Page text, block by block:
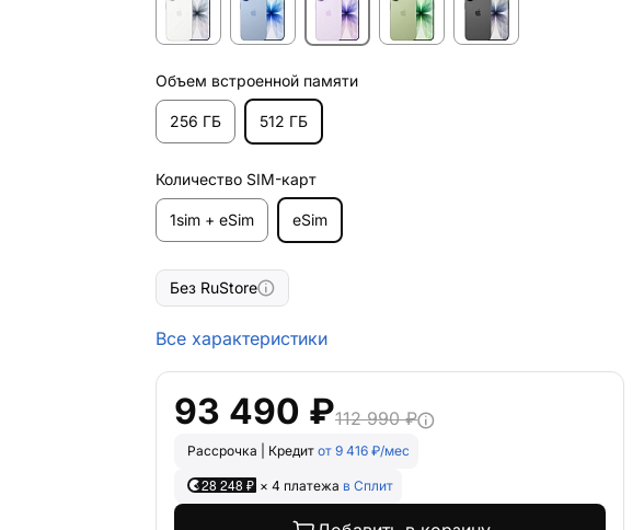
Объем встроенной памяти
256 ГБ 512 ГБ
Количество SIM-карт
1sim + eSim eSim
Без RuStore
Все характеристики
93 490 ₽112 990 ₽
Рассрочка | Кредит от 9 416 ₽/мес
28 248 ₽ × 4 платежа в Сплит